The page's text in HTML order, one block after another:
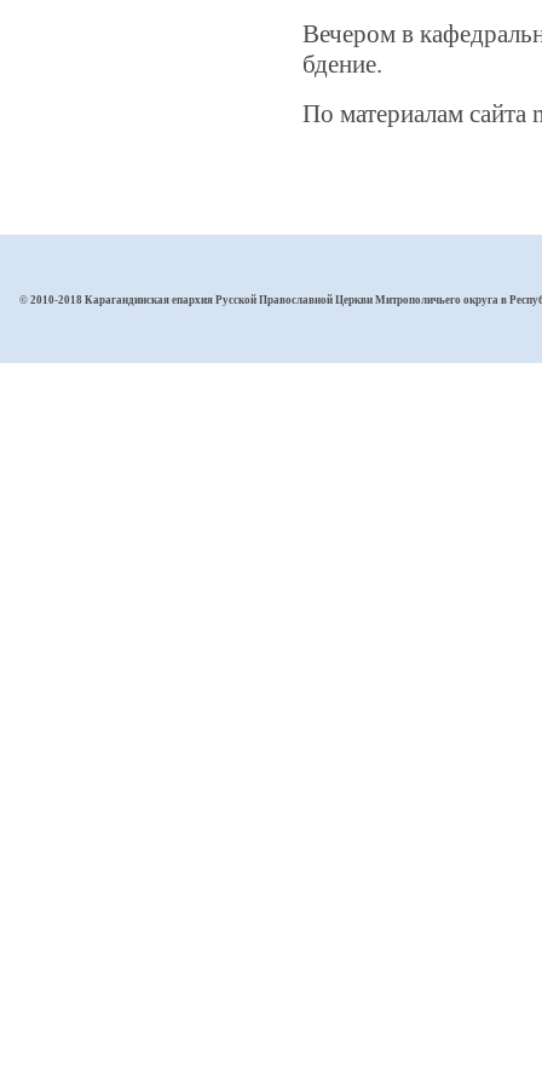
Вечером в
бдение.
По материалам сайта
© 2010-2018 Карагандинская епархия Русской Православной Церкви Митрополичьего округа в